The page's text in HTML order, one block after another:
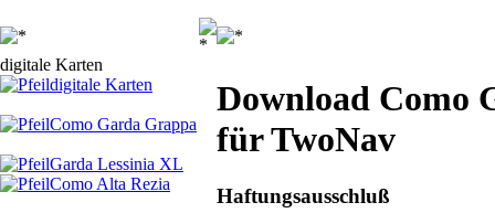
digitale Karten
digitale Karten
Como Garda Grappa
Garda Lessinia XL
Como Alta Rezia
Download Como
für TwoNav
Haftungsausschluß